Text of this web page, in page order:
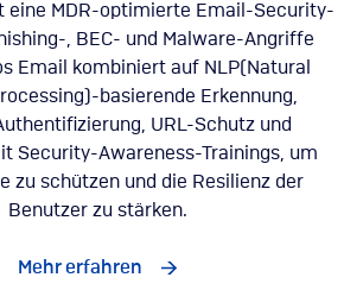
eine MDR-optimierte Email-Security-
, BEC- und Malware-Angriffe
Email kombiniert auf NLP(Natural
basierende Erkennung,
URL-Schutz und
Security-Awareness-Trainings, um
zu schützen und die Resilienz der
Benutzer zu stärken.
Mehr erfahren